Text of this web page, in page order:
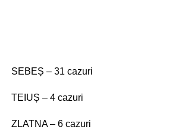
SEBEȘ – 31 cazuri
TEIUȘ – 4 cazuri
ZLATNA – 6 cazuri